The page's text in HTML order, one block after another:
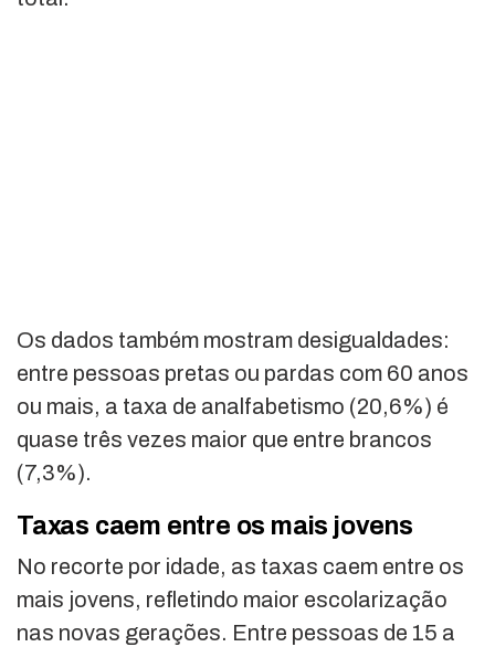
Os dados também mostram desigualdades:
entre pessoas pretas ou pardas com 60 anos
ou mais, a taxa de analfabetismo (20,6%) é
quase três vezes maior que entre brancos
(7,3%).
Taxas caem entre os mais jovens
No recorte por idade, as taxas caem entre os
mais jovens, refletindo maior escolarização
nas novas gerações. Entre pessoas de 15 a